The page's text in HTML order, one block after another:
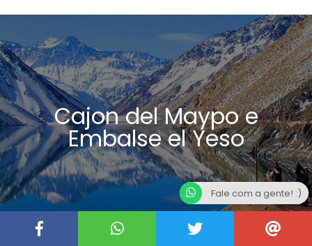
Cajon del Maypo e
Embalse el Yeso
Fale com a gente! :)